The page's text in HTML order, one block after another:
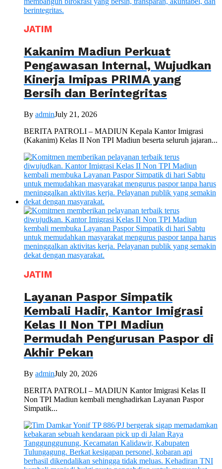
JATIM
Kakanim Madiun Perkuat
Pengawasan Internal, Wujudkan
Kinerja Imipas PRIMA yang
Bersih dan Berintegritas
By adminJuly 21, 2026
BERITA PATROLI – MADIUN Kepala Kantor Imigrasi
(Kakanim) Kelas II Non TPI Madiun beserta seluruh jajaran...
JATIM
Layanan Paspor Simpatik
Kembali Hadir, Kantor Imigrasi
Kelas II Non TPI Madiun
Permudah Pengurusan Paspor di
Akhir Pekan
By adminJuly 20, 2026
BERITA PATROLI – MADIUN Kantor Imigrasi Kelas II
Non TPI Madiun kembali menghadirkan Layanan Paspor
Simpatik...